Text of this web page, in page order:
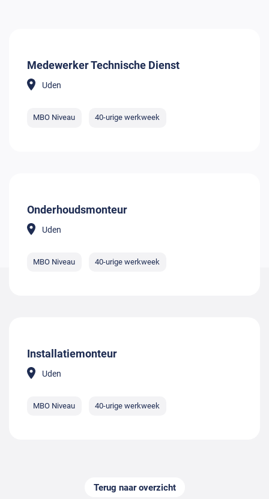
Medewerker Technische Dienst
Uden
MBO Niveau 40-urige werkweek
Onderhoudsmonteur
Uden
MBO Niveau 40-urige werkweek
Installatiemonteur
Uden
MBO Niveau 40-urige werkweek
Terug naar overzicht